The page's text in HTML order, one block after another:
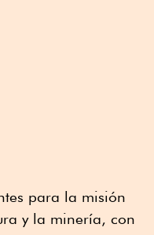
para la misión
y la minería, con